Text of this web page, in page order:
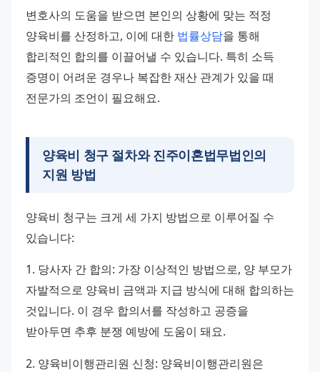
변호사의 도움을 받으면 본인의 상황에 맞는 적정
양육비를 산정하고, 이에 대한 법률상담을 통해
합리적인 합의를 이끌어낼 수 있습니다. 특히 소득
증명이 어려운 경우나 복잡한 재산 관계가 있을 때
전문가의 조언이 필요해요.
양육비 청구 절차와진주이혼법무법인의
지원 방법
양육비 청구는 크게 세 가지 방법으로 이루어질 수
있습니다:
1. 당사자 간 합의: 가장 이상적인 방법으로, 양 부모가
자발적으로 양육비 금액과 지급 방식에 대해 합의하는
것입니다. 이 경우 합의서를 작성하고 공증을
받아두면 추후 분쟁 예방에 도움이 돼요.
2. 양육비이행관리원 신청: 양육비이행관리원은